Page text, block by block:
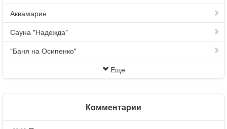
Аквамарин
Сауна "Надежда"
"Баня на Осипенко"
Еще
Комментарии